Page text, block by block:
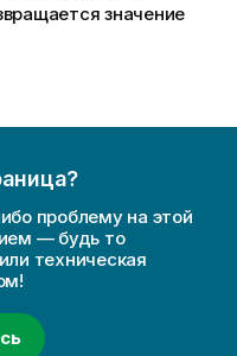
значение
проблему на этой
— будь то
техническая